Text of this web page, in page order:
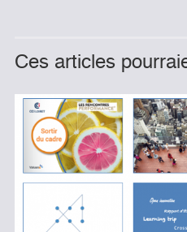
Ces articles